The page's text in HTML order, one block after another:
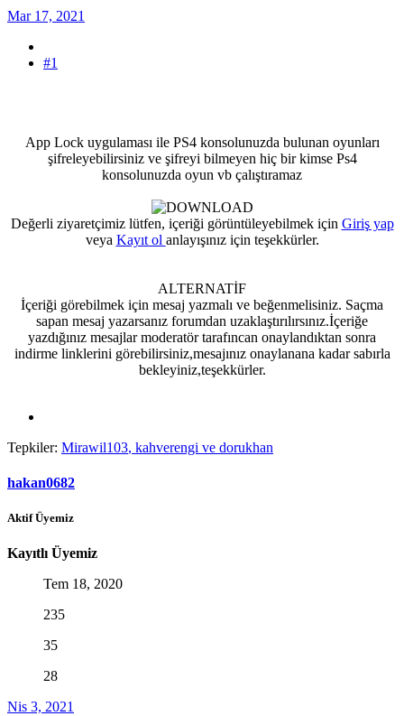
Mar 17, 2021
#1
App Lock uygulaması ile PS4 konsolunuzda bulunan oyunları
şifreleyebilirsiniz ve şifreyi bilmeyen hiç bir kimse Ps4
konsolunuzda oyun vb çalıştıramaz
Değerli ziyaretçimiz lütfen, içeriği görüntüleyebilmek için Giriş yap
veya Kayıt ol anlayışınız için teşekkürler.
ALTERNATİF
İçeriği görebilmek için mesaj yazmalı ve beğenmelisiniz. Saçma
sapan mesaj yazarsanız forumdan uzaklaştırılırsınız.İçeriğe
yazdığınız mesajlar moderatör tarafıncan onaylandıktan sonra
indirme linklerini görebilirsiniz,mesajınız onaylanana kadar sabırla
bekleyiniz,teşekkürler.
Tepkiler: Mirawil103, kahverengi ve dorukhan
hakan0682
Aktif Üyemiz
Kayıtlı Üyemiz
Tem 18, 2020
235
35
28
Nis 3, 2021